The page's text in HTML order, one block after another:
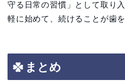
守る日常の習慣」として取り
軽に始めて、続けることが歯
まとめ